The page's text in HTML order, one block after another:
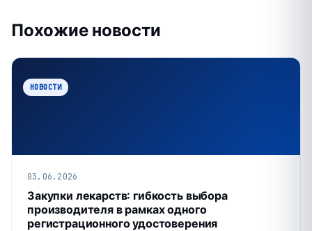
Похожие новости
НОВОСТИ
03.06.2026
Закупки лекарств: гибкость выбора
производителя в рамках одного
регистрационного удостоверения